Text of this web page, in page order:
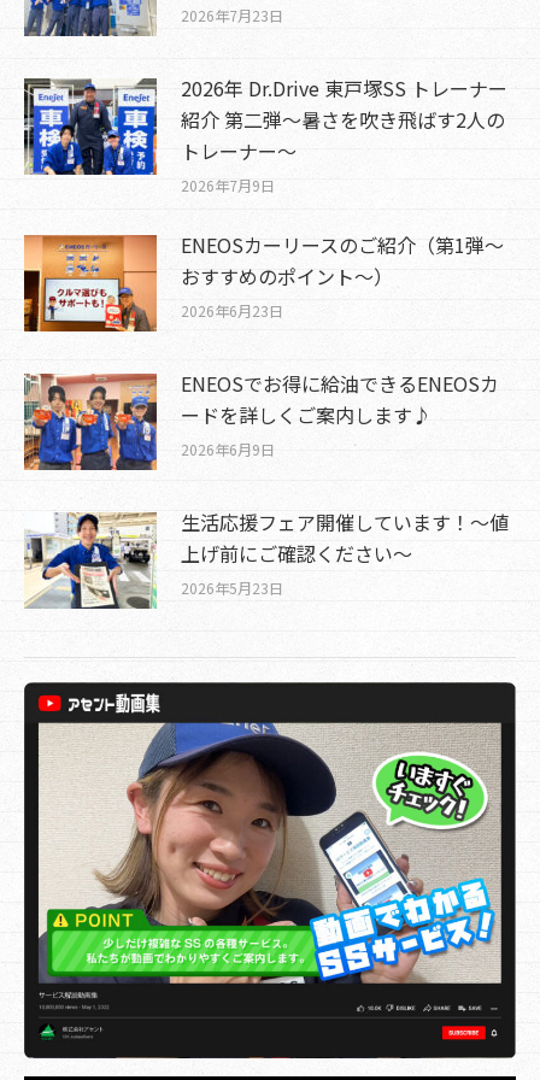
2026年7月23日
2026年 Dr.Drive 東戸塚SS トレーナー
紹介 第二弾～暑さを吹き飛ばす2人の
トレーナー～
2026年7月9日
ENEOSカーリースのご紹介（第1弾～
おすすめのポイント～）
2026年6月23日
ENEOSでお得に給油できるENEOSカ
ードを詳しくご案内します♪
2026年6月9日
生活応援フェア開催しています！～値
上げ前にご確認ください～
2026年5月23日